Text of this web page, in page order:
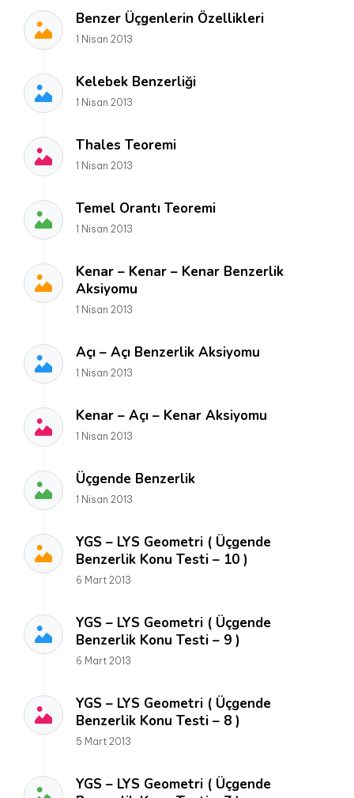
Benzer Üçgenlerin Özellikleri
1 Nisan 2013
Kelebek Benzerliği
1 Nisan 2013
Thales Teoremi
1 Nisan 2013
Temel Orantı Teoremi
1 Nisan 2013
Kenar – Kenar – Kenar Benzerlik
Aksiyomu
1 Nisan 2013
Açı – Açı Benzerlik Aksiyomu
1 Nisan 2013
Kenar – Açı – Kenar Aksiyomu
1 Nisan 2013
Üçgende Benzerlik
1 Nisan 2013
YGS – LYS Geometri ( Üçgende
Benzerlik Konu Testi – 10 )
6 Mart 2013
YGS – LYS Geometri ( Üçgende
Benzerlik Konu Testi – 9 )
6 Mart 2013
YGS – LYS Geometri ( Üçgende
Benzerlik Konu Testi – 8 )
5 Mart 2013
YGS – LYS Geometri ( Üçgende